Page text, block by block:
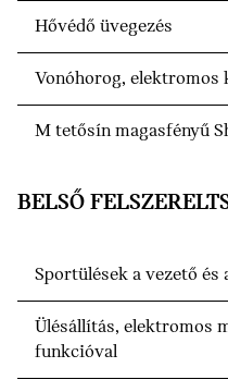
Hővédő üvegezés
Vonóhorog,
M tetősín magasfényű
BELSŐ
Sportülések a vezető és
Ülésállítás, elektromos
funkcióval